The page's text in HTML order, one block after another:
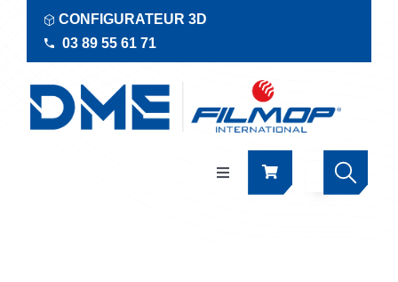
contenu
CONFIGURATEUR 3D
03 89 55 61 71
Navigation